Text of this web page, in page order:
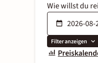
Wie willst du
Filter anzeigen